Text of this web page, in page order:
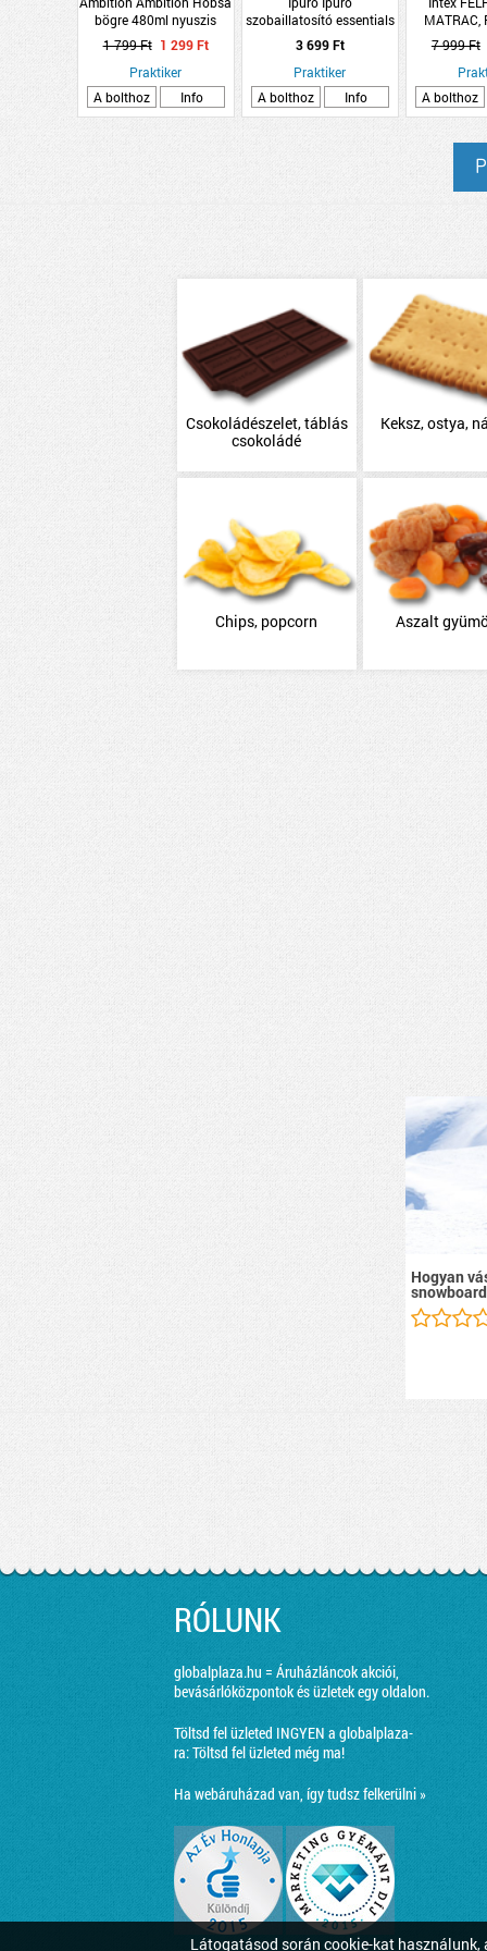
Látogatásod során cookie-kat
bögre 480ml nyuszis
rágógumi
1 799 Ft 1 299 Ft
Praktiker
A bolthoz
Info
szobaillatosító essentials
&quot;time for a
hug&quot; 50ml
3 699 Ft
Praktiker
A bolthoz
Info
MATRAC,
7 999 Ft
A bolthoz
Csokoládészelet, táblás
csokoládé
Keksz, ostya,
Chips, popcorn Aszalt
Hogyan
RÓLUNK
globalplaza.hu = Áruházláncok akciói,
bevásárlóközpontok és üzletek egy oldalon.
Töltsd fel üzleted INGYEN a globalplaza-
ra:Töltsd fel üzleted még ma!
Ha webáruházad van, így tudsz felkerülni »